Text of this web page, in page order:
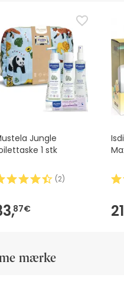
Jungle
1 stk
(2)
87€
mærke